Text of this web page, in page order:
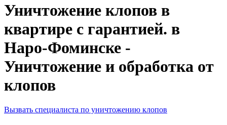
Уничтожение клопов в
квартире с гарантией. в
Наро-Фоминске -
Уничтожение и обработка от
клопов
Вызвать специалиста по уничтожению клопов